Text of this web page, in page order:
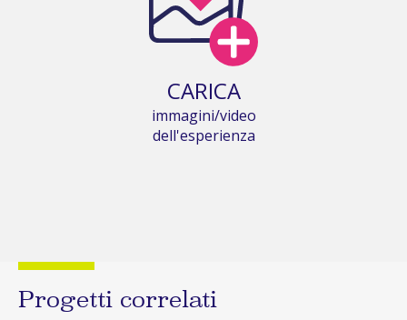
CARICA
immagini/video
dell'esperienza
Progetti correlati